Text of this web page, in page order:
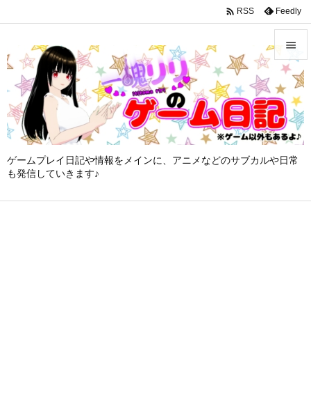
google-site-verification: googleffbc969efee6c755.html
ゲームプレイ日記や情報をメインに、アニメなどのサブカルや日常
も発信していきます♪


メニュ

サイド

前へ
 RSS Feedly